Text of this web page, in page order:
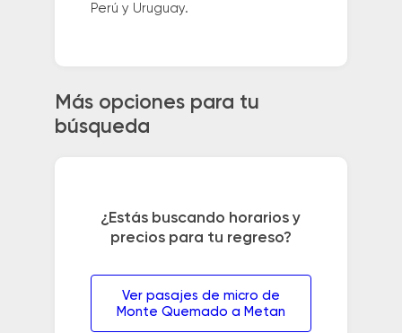
Perú y Uruguay.
Más opciones para tu
búsqueda
¿Estás buscando horarios y
precios para tu regreso?
Ver pasajes de micro de
Monte Quemado a Metan